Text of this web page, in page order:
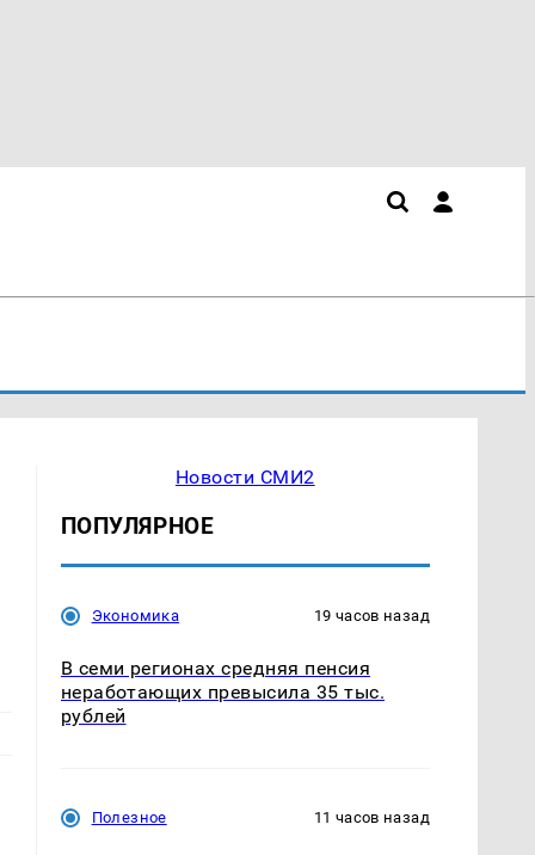
Новости СМИ2
ПОПУЛЯРНОЕ
Экономика 19 часов назад
В семи регионах средняя пенсия
неработающих превысила 35 тыс.
рублей
Полезное 11 часов назад